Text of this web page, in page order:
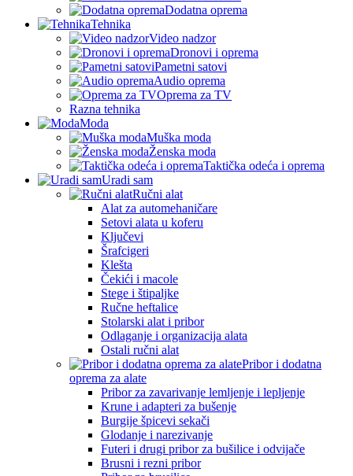
Dodatna oprema
Tehnika
Video nadzor
Dronovi i oprema
Pametni satovi
Audio oprema
Oprema za TV
Razna tehnika
Moda
Muška moda
Ženska moda
Taktička odeća i oprema
Uradi sam
Ručni alat
Alat za automehaničare
Setovi alata u koferu
Ključevi
Šrafcigeri
Klešta
Čekići i macole
Stege i štipaljke
Ručne heftalice
Stolarski alat i pribor
Odlaganje i organizacija alata
Ostali ručni alat
Pribor i dodatna
oprema za alate
Pribor za zavarivanje lemljenje i lepljenje
Krune i adapteri za bušenje
Burgije špicevi sekači
Glodanje i narezivanje
Futeri i drugi pribor za bušilice i odvijače
Brusni i rezni pribor